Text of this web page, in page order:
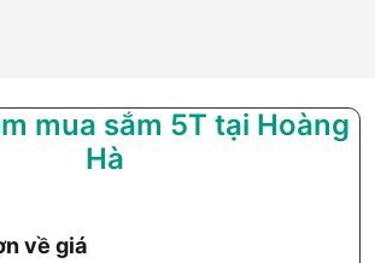
mua sắm 5T tại Hoàng
Hà
về giá